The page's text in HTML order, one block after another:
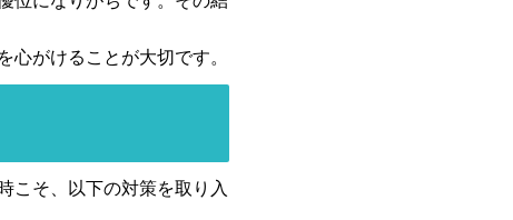
がけることが大切です。
こそ、以下の対策を取り入